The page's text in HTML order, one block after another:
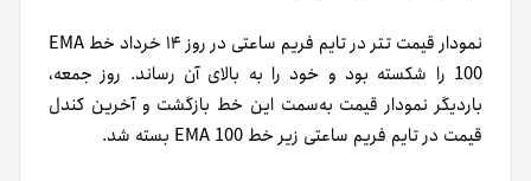
نمودار قیمت تتر در تایم فریم ساعتی در روز ۱۴ خرداد خط EMA
100 را شکسته بود و خود را به بالای آن رساند. روز جمعه،
باردیگر نمودار قیمت به‌سمت این خط بازگشت و آخرین کندل
قیمت در تایم فریم ساعتی زیر خط EMA 100 بسته شد.